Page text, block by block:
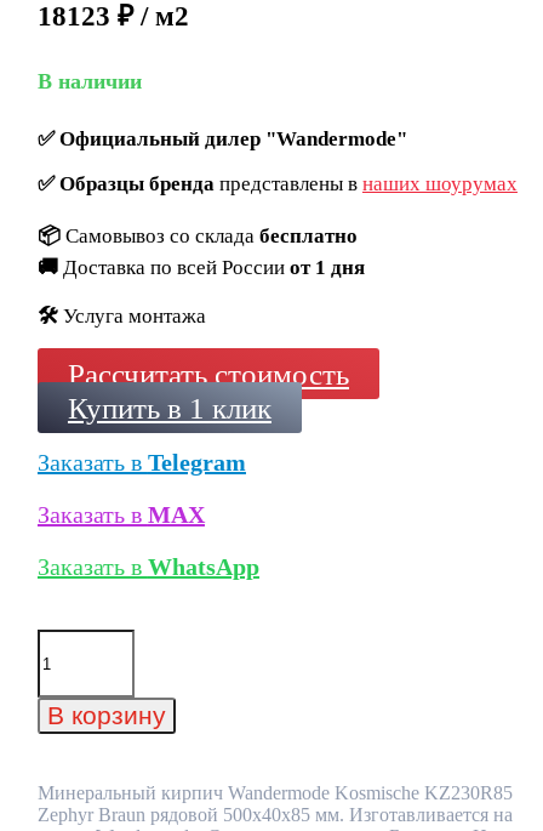
18123 ₽ / м2
В наличии
✅Официальный дилер "Wandermode"
✅Образцы брендапредставлены в наших шоурумах
📦 Самовывоз со склада бесплатно
🚚 Доставка по всей России от 1 дня
🛠️ Услуга монтажа
Рассчитать стоимость
Купить в 1 клик
Заказать в Telegram
Заказать в MAX
Заказать в WhatsApp
Количество
товара
кирпич
Wandermode
Zephyr
Braun
В корзину
Минеральный кирпич Wandermode Kosmische KZ230R85
Zephyr Braun рядовой 500x40x85 мм. Изготавливается на